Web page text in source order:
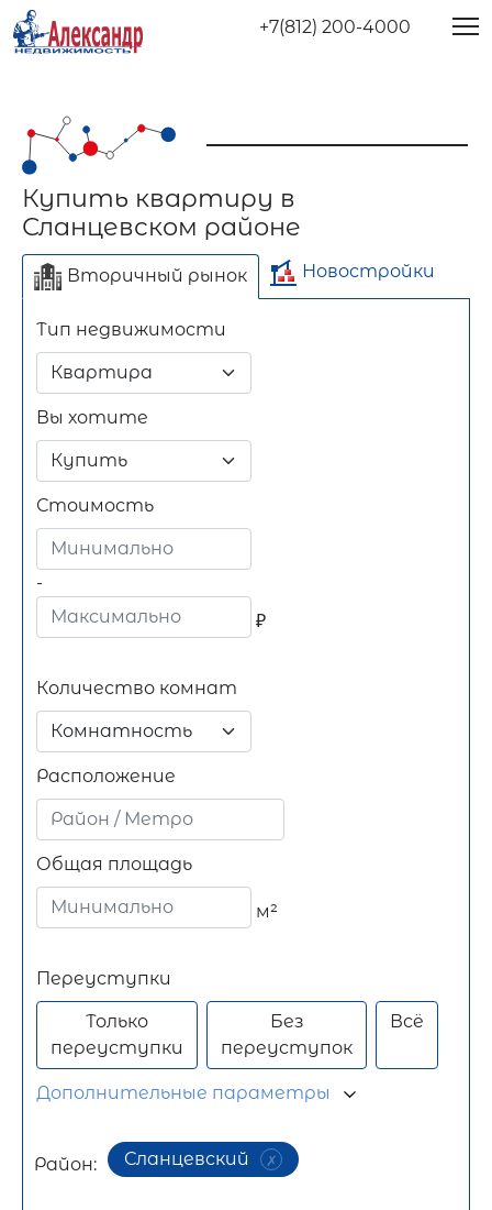
+7(812) 200-4000
Купить квартиру в
Сланцевском районе
Вторичный рынок Новостройки
Тип недвижимости
Вы хотите
Стоимость
-
₽
Длительный срок
Количество комнат
Комнатность
Расположение
Общая площадь
м²
Отдельно стоящее
здание
Переуступки
Только
переуступки
Без
переуступок
Всё
Дополнительные параметры
Район: Сланцевский